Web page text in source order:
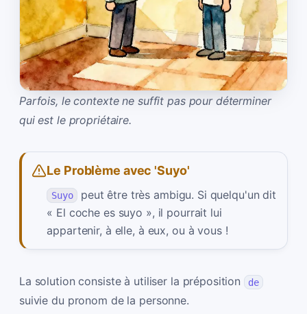
Parfois, le contexte ne suffit pas pour déterminer
qui est le propriétaire.
Le Problème avec 'Suyo'
Suyo
peut être très ambigu. Si quelqu'un dit
« El coche es suyo », il pourrait lui
appartenir, à elle, à eux, ou à vous !
La solution consiste à utiliser la préposition de
suivie du pronom de la personne.